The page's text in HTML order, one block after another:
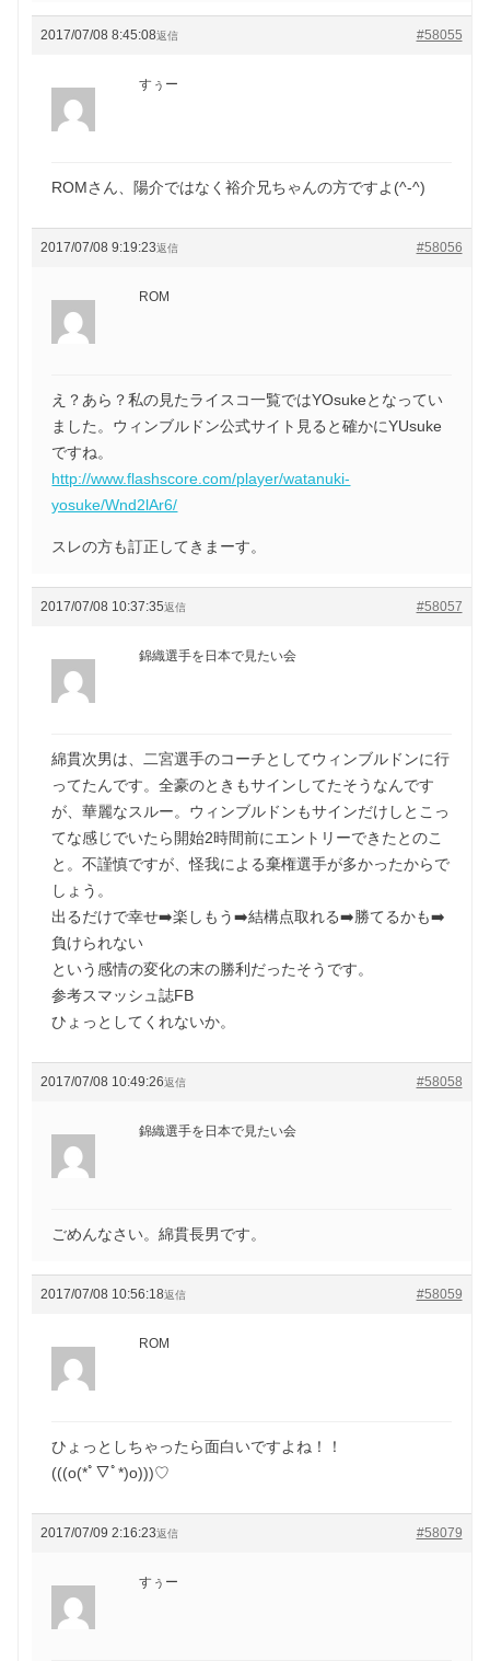
2017/07/08 8:45:08 #58055
返信
すぅー
ROMさん、陽介ではなく裕介兄ちゃんの方ですよ(^-^)
2017/07/08 9:19:23 #58056
返信
ROM
え？あら？私の見たライスコ一覧ではYOsukeとなってい
ました。ウィンブルドン公式サイト見ると確かにYUsuke
ですね。
http://www.flashscore.com/player/watanuki-
yosuke/Wnd2lAr6/
スレの方も訂正してきまーす。
2017/07/08 10:37:35 #58057
返信
錦織選手を日本で見たい会
綿貫次男は、二宮選手のコーチとしてウィンブルドンに行
ってたんです。全豪のときもサインしてたそうなんです
が、華麗なスルー。ウィンブルドンもサインだけしとこっ
てな感じでいたら開始2時間前にエントリーできたとのこ
と。不謹慎ですが、怪我による棄権選手が多かったからで
しょう。
出るだけで幸せ➡️楽しもう➡️結構点取れる➡️勝てるかも➡️
負けられない
という感情の変化の末の勝利だったそうです。
参考スマッシュ誌FB
ひょっとしてくれないか。
2017/07/08 10:49:26 #58058
返信
錦織選手を日本で見たい会
ごめんなさい。綿貫長男です。
2017/07/08 10:56:18 #58059
返信
ROM
ひょっとしちゃったら面白いですよね！！
(((o(*ﾟ▽ﾟ*)o)))♡
2017/07/09 2:16:23 #58079
返信
すぅー